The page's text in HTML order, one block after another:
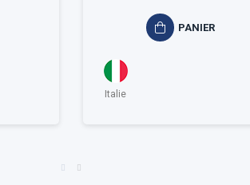
PANIER
Italie